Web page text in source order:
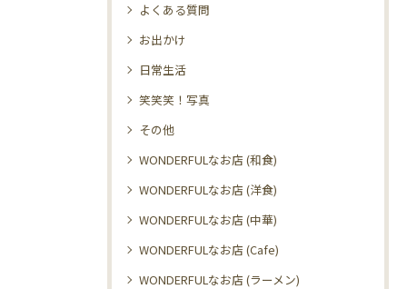
よくある質問
お出かけ
日常生活
笑笑笑！写真
その他
WONDERFULなお店 (和食)
WONDERFULなお店 (洋食)
WONDERFULなお店 (中華)
WONDERFULなお店 (Cafe)
WONDERFULなお店 (ラーメン)